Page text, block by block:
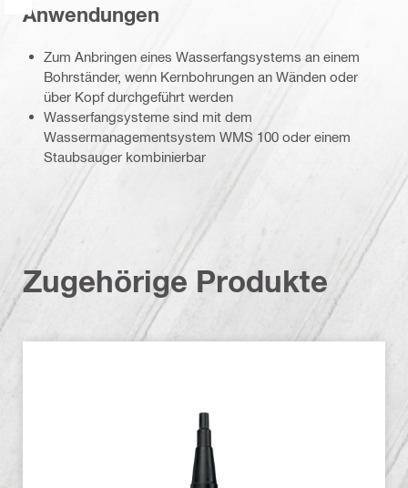
Anwendungen
Zum Anbringen eines Wasserfangsystems an einem
Bohrständer, wenn Kernbohrungen an Wänden oder
über Kopf durchgeführt werden
Wasserfangsysteme sind mit dem
Wassermanagementsystem WMS 100 oder einem
Staubsauger kombinierbar
Zugehörige Produkte